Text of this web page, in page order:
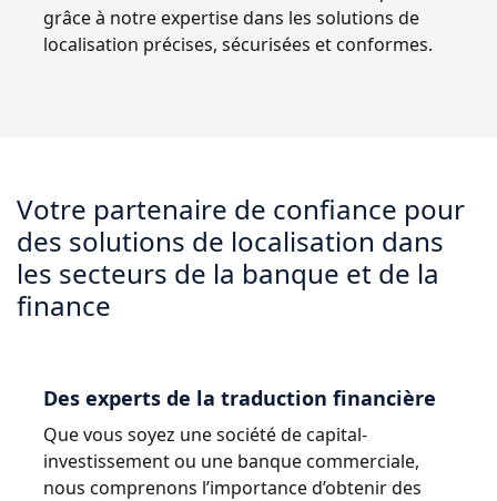
Industrie Manufacturière
Institutions Publiques
Défense & Sécurité
Découvrez Lia
grâce à notre expertise dans les solutions de
localisation précises, sécurisées et conformes.
Votre partenaire de confiance pour
des solutions de localisation dans
les secteurs de la banque et de la
finance
Des experts de la traduction financière
Que vous soyez une société de capital-
investissement ou une banque commerciale,
nous comprenons l’importance d’obtenir des